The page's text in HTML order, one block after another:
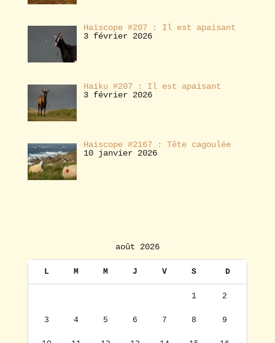
Haïscope #207 : Il est apaisant
3 février 2026
Haïku #207 : Il est apaisant
3 février 2026
Haïscope #2167 : Tête cagoulée
10 janvier 2026
août 2026
L M M J V S D
1 2
3 4 5 6 7 8 9